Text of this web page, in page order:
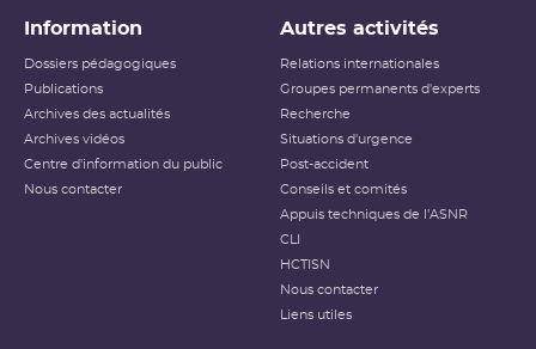
Information
Dossiers pédagogiques
Publications
Archives des actualités
Archives vidéos
Centre d'information du public
Nous contacter
Autres activités
Relations internationales
Groupes permanents d'experts
Recherche
Situations d'urgence
Post-accident
Conseils et comités
Appuis techniques de l'ASNR
CLI
HCTISN
Nous contacter
Liens utiles